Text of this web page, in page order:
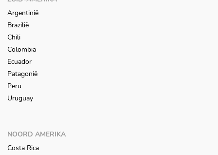
Argentinië
Brazilië
Chili
Colombia
Ecuador
Patagonië
Peru
Uruguay
NOORD AMERIKA
Costa Rica